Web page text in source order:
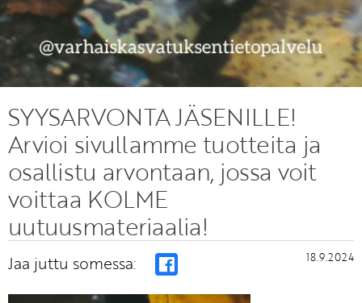
SYYSARVONTA JÄSENILLE!
Arvioi sivullamme tuotteita ja
osallistu arvontaan, jossa voit
voittaa KOLME
uutuusmateriaalia!
Jaa juttu somessa: 18.9.2024